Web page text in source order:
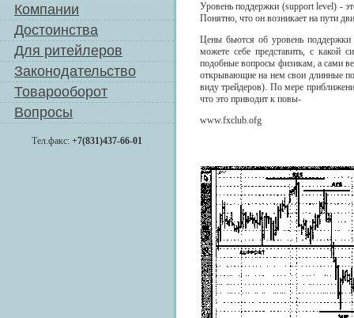
Компании
Достоинства
Для ритейлеров
Законодательство
Товарооборот
Вопросы
Тел.факс: +7(831)437-66-01
Уровень поддержки (support level) -
Понятно, что он возникает на пути
Цены бьются об уровень
можете себе представить, с какой
подобные вопросы физикам, а сами
открывающие на нем свои длинные
виду трейдеров). По мере
что это приводит к повы-
www.fxclub.ofg